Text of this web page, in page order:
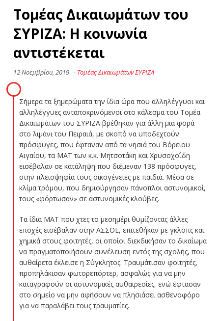
Τομέας Δικαιωμάτων του
ΣΥΡΙΖΑ: Η κοινωνία
αντιστέκεται
12 Νοεμβρίου, 2019 · Τομέας Δικαιωμάτων ΣΥΡΙΖΑ
Σήμερα τα ξημερώματα την ίδια ώρα που αλληλέγγυοι και
αλληλέγγυες ανταποκρινόμενοι στο κάλεσμα του Τομέα
Δικαιωμάτων του ΣΥΡΙΖΑ βρέθηκαν για άλλη μια φορά
στο λιμάνι του Πειραιά, με σκοπό να υποδεχτούν
πρόσφυγες, που έφταναν από τα νησιά του Βόρειου
Αιγαίου, τα ΜΑΤ των κ.κ. Μητσοτάκη και Χρυσοχοΐδη
εισέβαλαν σε κατάληψη που διέμεναν 138 πρόσφυγες,
στην πλειοψηφία τους οικογένειες με παιδιά. Μέσα σε
κλίμα τρόμου, που δημιούργησαν πάνοπλοι αστυνομικοί,
τους «φόρτωσαν» σε αστυνομικές κλούβες.
Τα ίδια ΜΑΤ που χτες το μεσημέρι θυμίζοντας άλλες
εποχές εισέβαλαν στην ΑΣΣΟΕ, επιτεθήκαν με γκλοπς και
χημικά στους φοιτητές, οι οποίοι διεκδικήσαν το δικαίωμα
να πραγματοποιήσουν συνέλευση εντός της σχολής, που
αυθαίρετα έκλεισε η Σύγκλητος. Τραυμάτισαν φοιτητές,
προπηλάκισαν φωτορεπόρτερ, ασφαλώς για να μην
καταγραφούν οι αστυνομικές αυθαιρεσίες, ενώ έφτασαν
στο σημείο να μην αφήσουν να πλησιάσει ασθενοφόρο
για να παραλάβει τους τραυματίες.